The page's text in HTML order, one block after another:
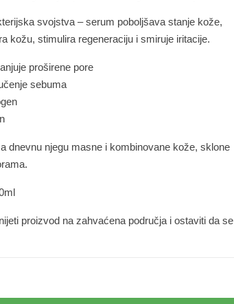
svojstva– serum poboljšava stanje kože,
kožu, stimulira regeneracijui smiruje iritacije.
proširene pore
sebuma
dnevnu njegu masne i kombinovane kože, sklone
proizvod na zahvaćena područja i ostaviti da se